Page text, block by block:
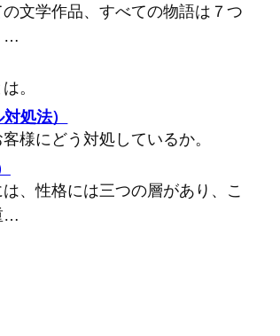
文学作品、すべての物語は７つ
…
。
処法）
様にどう対処しているか。
、性格には三つの層があり、こ
…